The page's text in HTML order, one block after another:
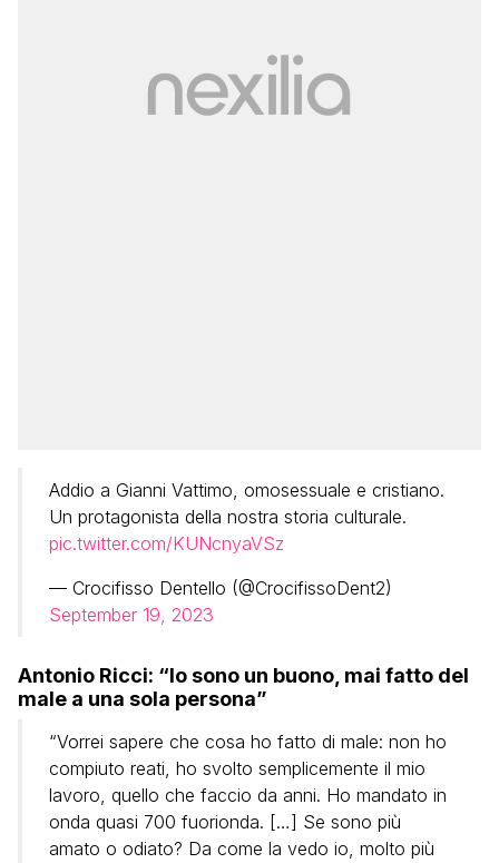
Addio a Gianni Vattimo, omosessuale e cristiano.
Un protagonista della nostra storia culturale.
pic.twitter.com/KUNcnyaVSz
— Crocifisso Dentello (@CrocifissoDent2)
September 19, 2023
Antonio Ricci: “Io sono un buono, mai fatto del
male a una sola persona”
“Vorrei sapere che cosa ho fatto di male: non ho
compiuto reati, ho svolto semplicemente il mio
lavoro, quello che faccio da anni. Ho mandato in
onda quasi 700 fuorionda. […] Se sono più
amato o odiato? Da come la vedo io, molto più